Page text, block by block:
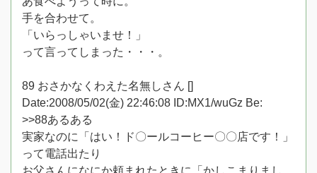
手を合わせて。
「いらっしゃいませ！」
って言ってしまった・・・。
89 おさかなくわえた名無しさん []
Date:2008/05/02(金) 22:46:08 ID:MX1/wuGz Be:
>>88あるある
実家なのに「はい！ド〇ールコーヒー〇〇店です！」
って電話出たり
お父さんになにか頼まれたときに「かしこまりまし